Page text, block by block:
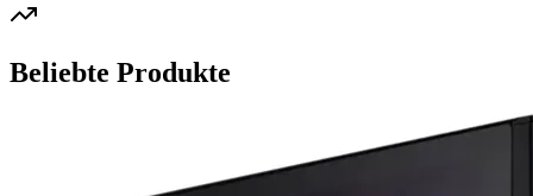
Beliebte Produkte